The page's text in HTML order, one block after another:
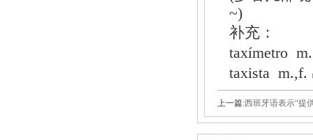
~)
补充：
taxímetro
taxista m.,f.
上一篇:西班牙语表示“提